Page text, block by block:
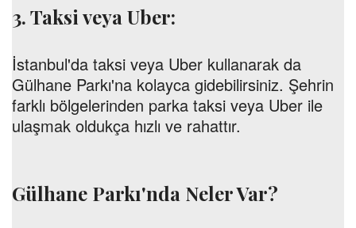
3. Taksi veya Uber:
İstanbul'da taksi veya Uber kullanarak da
Gülhane Parkı'na kolayca gidebilirsiniz. Şehrin
farklı bölgelerinden parka taksi veya Uber ile
ulaşmak oldukça hızlı ve rahattır.
Gülhane Parkı'nda Neler Var?